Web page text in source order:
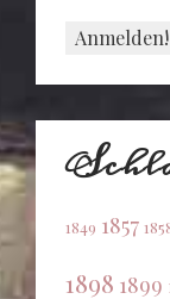
1849 1857
1898 1899